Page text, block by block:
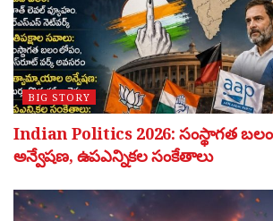
BIG STORY
Indian Politics 2026: సంస్థాగత
అన్వేషణ, ఉపఎన్నికల సంకేతాలు